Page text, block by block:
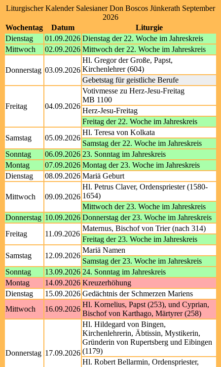
Liturgischer Kalender Salesianer Don Boscos Jünkerath September
2026
Wochentag
Datum
Liturgie
Dienstag
01.09.2026 Dienstag der 22. Woche im Jahreskreis
Mittwoch
02.09.2026 Mittwoch der 22. Woche im Jahreskreis
Donnerstag 03.09.2026
Hl. Gregor der Große, Papst,
Kirchenlehrer (604)
Gebetstag für geistliche Berufe
Freitag 04.09.2026
Votivmesse zu Herz-Jesu-Freitag
MB 1100
Herz-Jesu-Freitag
Freitag der 22. Woche im Jahreskreis
Samstag
05.09.2026
Hl. Teresa von Kolkata
Samstag der 22. Woche im Jahreskreis
Sonntag
06.09.2026 23. Sonntag im Jahreskreis
Montag
07.09.2026 Montag der 23. Woche im Jahreskreis
Dienstag
08.09.2026 Mariä Geburt
Mittwoch 09.09.2026
Hl. Petrus Claver, Ordenspriester (1580-
1654)
Mittwoch der 23. Woche im Jahreskreis
Donnerstag 10.09.2026 Donnerstag der 23. Woche im Jahreskreis
Freitag
11.09.2026
Maternus, Bischof von Trier (nach 314)
Freitag der 23. Woche im Jahreskreis
Samstag
12.09.2026
Mariä Namen
Samstag der 23. Woche im Jahreskreis
Sonntag
13.09.2026 24. Sonntag im Jahreskreis
Montag
14.09.2026 Kreuzerhöhung
Dienstag
15.09.2026 Gedächtnis der Schmerzen Mariens
Mittwoch
16.09.2026
Hl. Kornelius, Papst (253), und Cyprian,
Bischof von Karthago, Märtyrer (258)
Donnerstag 17.09.2026
Hl. Hildegard von Bingen,
Kirchenlehrerin, Äbtissin, Mystikerin,
Gründerin von Rupertsberg und Eibingen
(1179)
Hl. Robert Bellarmin, Ordenspriester,